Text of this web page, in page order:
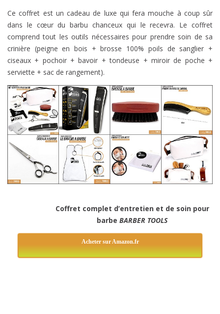
Ce coffret est un cadeau de luxe qui fera mouche à coup sûr
dans le cœur du barbu chanceux qui le recevra. Le coffret
comprend tout les outils nécessaires pour prendre soin de sa
crinière (peigne en bois + brosse 100% poils de sanglier +
ciseaux + pochoir + bavoir + tondeuse + miroir de poche +
serviette + sac de rangement).
Coffret complet d’entretien et de soin pour
barbe BARBER TOOLS
Acheter sur Amazon.fr